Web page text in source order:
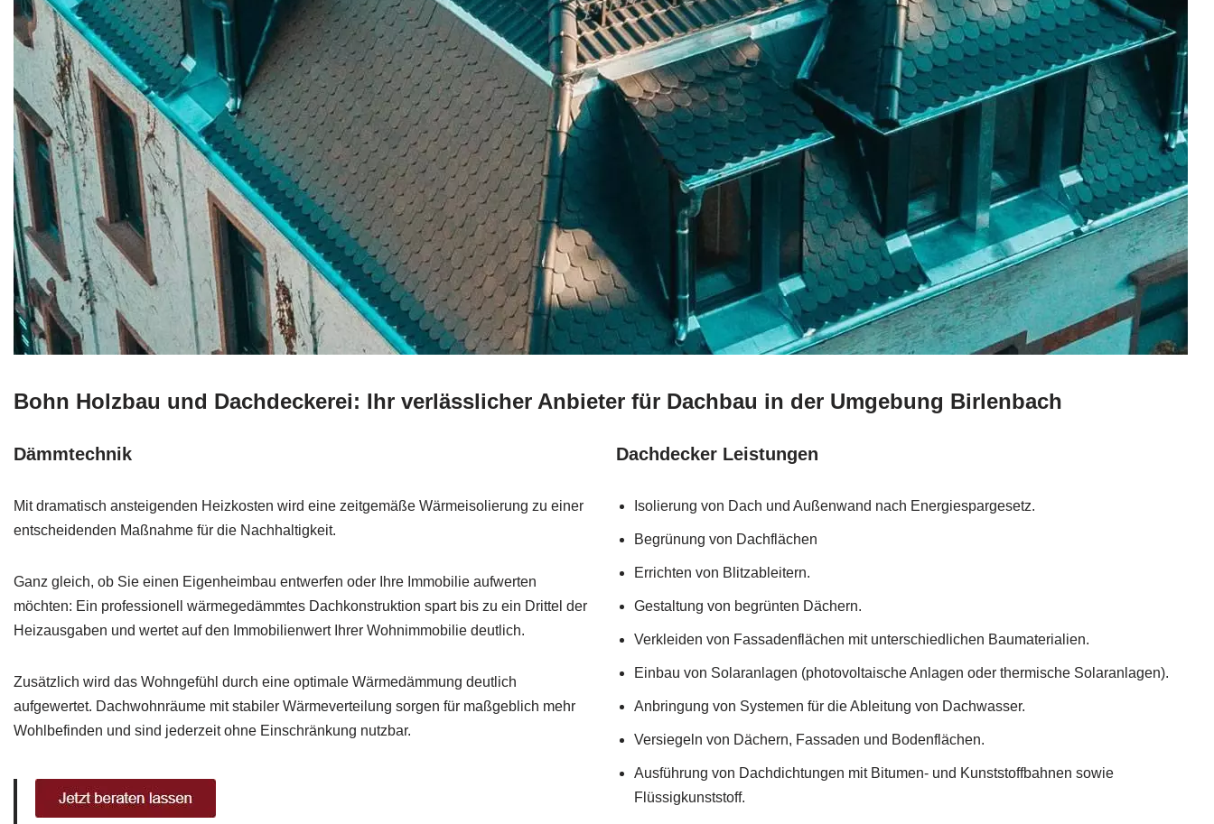
Bohn Holzbau und Dachdeckerei: Ihr verlässlicher Anbieter für Dachbau in der Umgebung Birlenbach
Dämmtechnik
Mit dramatisch ansteigenden Heizkosten wird eine zeitgemäße Wärmeisolierung zu einer
entscheidenden Maßnahme für die Nachhaltigkeit.
Ganz gleich, ob Sie einen Eigenheimbau entwerfen oder Ihre Immobilie aufwerten
möchten: Ein professionell wärmegedämmtes Dachkonstruktion spart bis zu ein Drittel der
Heizausgaben und wertet auf den Immobilienwert Ihrer Wohnimmobilie deutlich.
Zusätzlich wird das Wohngefühl durch eine optimale Wärmedämmung deutlich
aufgewertet. Dachwohnräume mit stabiler Wärmeverteilung sorgen für maßgeblich mehr
Wohlbefinden und sind jederzeit ohne Einschränkung nutzbar.
Dachdecker Leistungen
Isolierung von Dach und Außenwand nach Energiespargesetz.
Begrünung von Dachflächen
Errichten von Blitzableitern.
Gestaltung von begrünten Dächern.
Verkleiden von Fassadenflächen mit unterschiedlichen Baumaterialien.
Einbau von Solaranlagen (photovoltaische Anlagen oder thermische Solaranlagen).
Anbringung von Systemen für die Ableitung von Dachwasser.
Versiegeln von Dächern, Fassaden und Bodenflächen.
Ausführung von Dachdichtungen mit Bitumen- und Kunststoffbahnen sowie
Flüssigkunststoff.